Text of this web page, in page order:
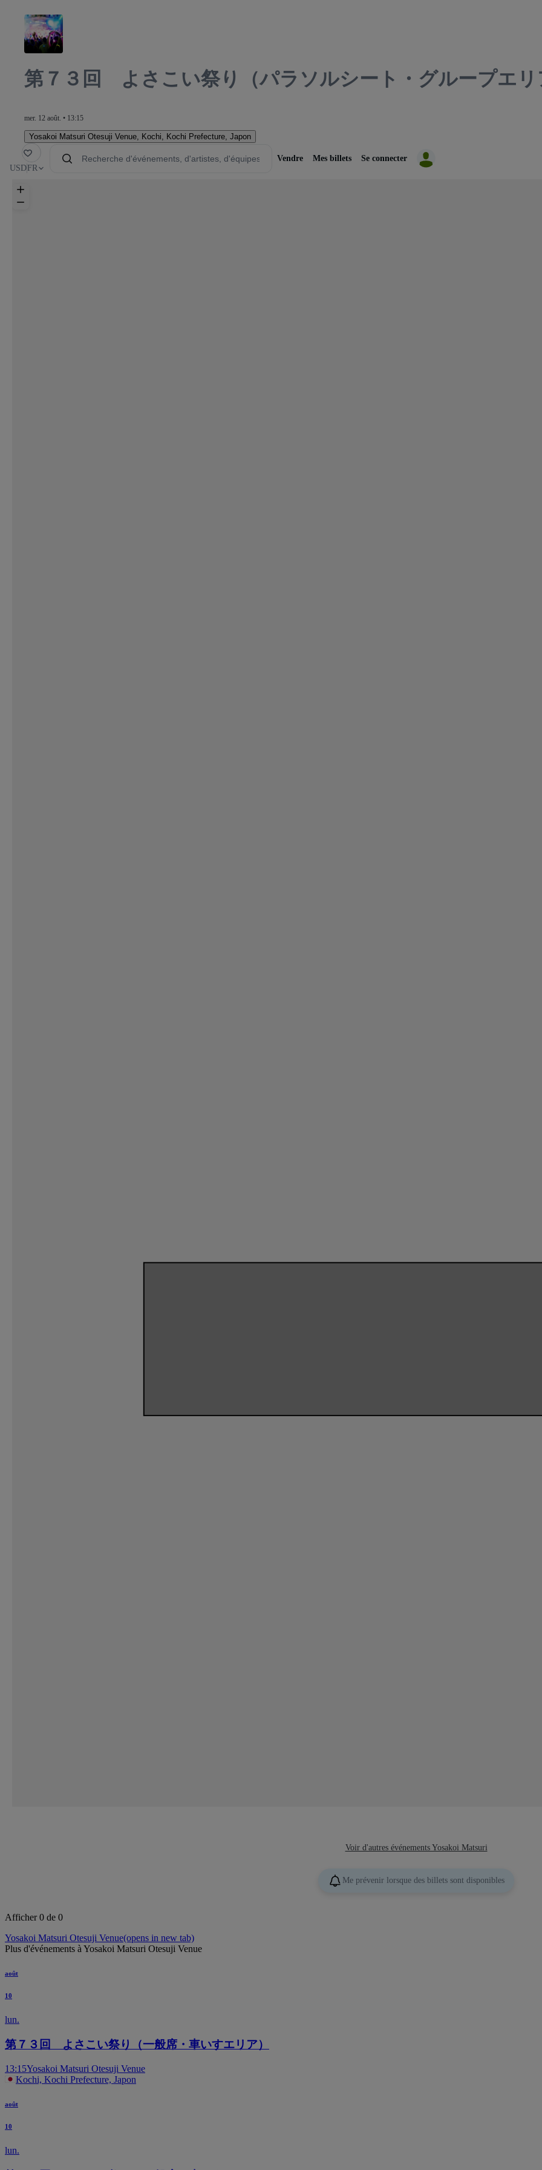
第７３回 よさこい祭り（パラソルシート・グループエ
mer. 12 août. • 13:15
Yosakoi Matsuri Otesuji Venue Kochi, Kochi Prefecture, Japon
USD FR
Vendre Mes billets Se connecter
Voir d'autres événements Yosakoi Matsuri
Me prévenir lorsque des billets sont disponibles
Afficher 0 de 0
Yosakoi Matsuri Otesuji Venue(opens in new tab)
Plus d'événements à Yosakoi Matsuri Otesuji Venue
août
10
lun.
第７３回 よさこい祭り（一般席・車いすエリア）
13:15Yosakoi Matsuri Otesuji Venue
Kochi, Kochi Prefecture, Japon
août
10
lun.